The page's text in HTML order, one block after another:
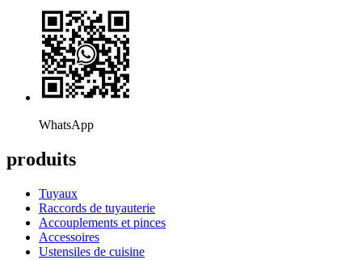
WhatsApp
produits
Tuyaux
Raccords de tuyauterie
Accouplements et pinces
Accessoires
Ustensiles de cuisine